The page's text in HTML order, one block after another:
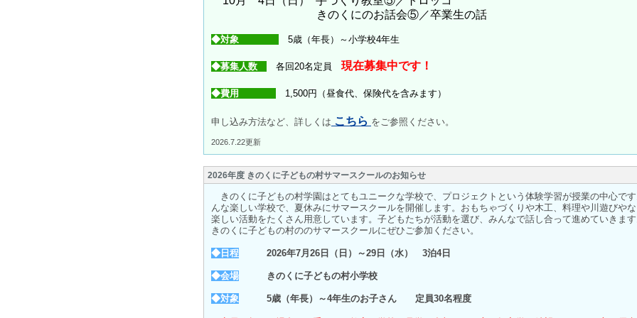
きのくにのお話会⑤／卒業生の話
◆対象 5歳（年長）～小学校4年生
◆募集人数 各回20名定員 現在募集中です！
◆費用 1,500円（昼食代、保険代を含みます）
申し込み方法など、詳しくは こちら をご参照ください。
2026.7.22更新
2026年度 きのくに子どもの村サマースクールのお知らせ
きのくに子どもの村学園はとてもユニークな学校で、プロジェクトという体験学習が授業の中心で
んな楽しい学校で、夏休みにサマースクールを開催します。おもちゃづくりや木工、料理や川遊びや
楽しい活動をたくさん用意しています。子どもたちが活動を選び、みんなで話し合って進めていきます
きのくに子どもの村ののサマースクールにぜひご参加ください。
◆日程 2026年7月26日（日）～29日（水） 3泊4日
◆会場 きのくに子どもの村小学校
◆対象 5歳（年長）～4年生のお子さん 定員30名程度